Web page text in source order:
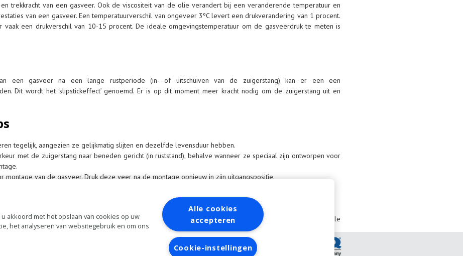
trekkracht van een gasveer. Ook de viscositeit van de olie verandert bij een veranderende temperatuur en
van een gasveer. Een temperatuurverschil van ongeveer 3ºC levert een drukverandering van 1 procent.
vaak een drukverschil van 10-15 procent. De ideale omgevingstemperatuur om de gasveerdruk te meten is
een gasveer na een lange rustperiode (in- of uitschuiven van de zuigerstang) kan er een een
Dit wordt het ‘slipstickeffect’ genoemd. Er is op dit moment meer kracht nodig om de zuigerstang uit en
tegelijk, aangezien ze gelijkmatig slijten en dezelfde levensduur hebben.
met de zuigerstang naar beneden gericht (in ruststand), behalve wanneer ze speciaal zijn ontworpen voor
montage van de gasveer. Druk deze veer na de montage opnieuw in zijn uitgangspositie.
uiteinde een metalen bevestigingsplaatje hebben, moeten eerst aan deze zijde gemonteerd worden.
aanwezig zijn, moet de kogelschroef op het voertuig vervangen worden.
die met een bout gemonteerd worden, komen meestal voor bij industriële of universele
akkoord met het opslaan van cookies op uw
het analyseren van websitegebruik en om ons
Alle cookies
accepteren
Cookie-instellingen